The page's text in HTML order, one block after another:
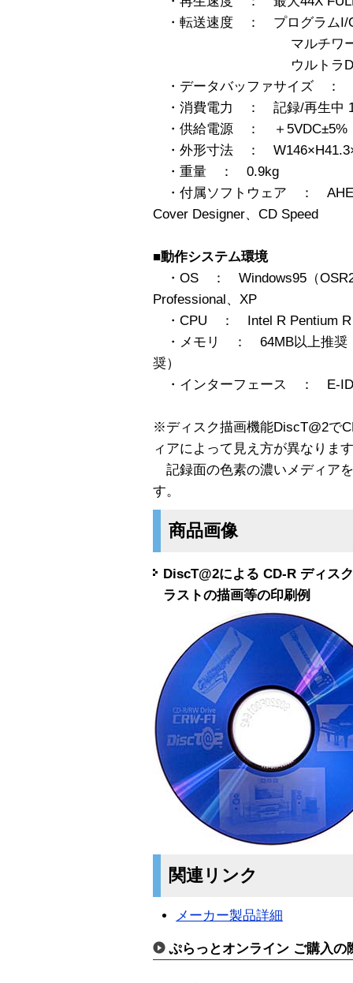
・転送速度 ： プログラムI/O
マルチワードDMA
ウルトラDMAモー
・データバッファサイズ ：
・消費電力 ： 記録/再生中
・供給電源 ： ＋5VDC±5%
・外形寸法 ：
・重量 ： 0.9kg
・付属ソフトウェア ：
Cover Designer、CD Speed
■動作システム環境
・OS ： Windows95（OSR2
Professional、XP
・CPU ： Intel R Pentium R
・メモリ ： 64MB以上推奨
奨）
・インターフェース ： E-
※ディスク描画機能DiscT@2で
ィアによって見え方が異なりま
記録面の色素の濃いメディア
す。
商品画像
DiscT@2による CD-R ディス
ラストの描画等の印刷例
関連リンク
メーカー製品詳細
ぷらっとオンライン ご購入の